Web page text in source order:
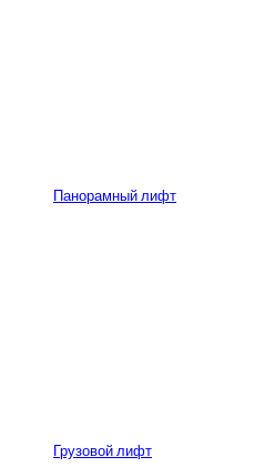
Панорамный лифт
Грузовой лифт